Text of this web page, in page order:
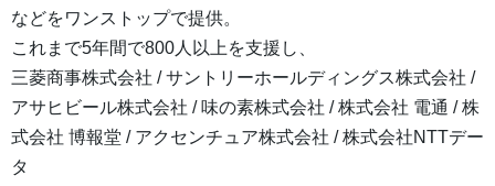
などをワンストップで提供。
これまで5年間で800人以上を支援し、
三菱商事株式会社 / サントリーホールディングス株式会社 /
アサヒビール株式会社 / 味の素株式会社 / 株式会社 電通 / 株
式会社 博報堂 / アクセンチュア株式会社 / 株式会社NTTデー
タ